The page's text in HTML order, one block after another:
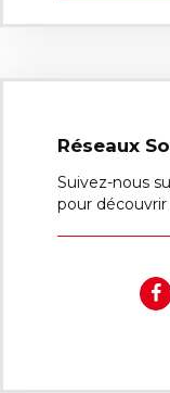
Réseaux
Suivez-nous
pour découvrir